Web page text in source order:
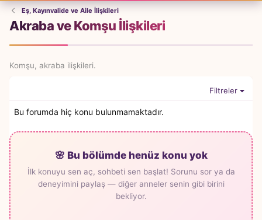
Eş, Kayınvalide ve Aile İlişkileri
Akraba ve Komşu İlişkileri
Komşu, akraba ilişkileri.
Filtreler
Bu forumda hiç konu bulunmamaktadır.
🌸 Bu bölümde henüz konu yok
İlk konuyu sen aç, sohbeti sen başlat! Sorunu sor ya da
deneyimini paylaş — diğer anneler senin gibi birini
bekliyor.